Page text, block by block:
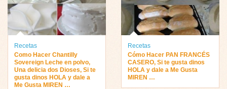
Recetas
Como Hacer Chantilly
Sovereign Leche en polvo,
Una delicia dos Dioses, Si te
gusta dinos HOLA y dale a
Me Gusta MIREN …
Recetas
Cómo Hacer PAN FRANCÉS
CASERO, Si te gusta dinos
HOLA y dale a Me Gusta
MIREN …